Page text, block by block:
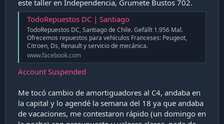
este taller en Independencia, Grumete Bustos 702.
TodoRepuestos DC | Santiago
TodoRepuestos DC, Santiago de Chile. Gefällt 1.956 Mal.
Ofrecemos repuestos para vehículos Franceses: Peugeot,
Citroen, Ds, Renault y servicio de mecánica.
www.facebook.com
Account Suspended
Me tocó cambio de amortiguadores al C4, andaba en
la capital y lo agendé la semana del 18 ya que andaba
de vacaciones, me contestaron rápido (un domingo en